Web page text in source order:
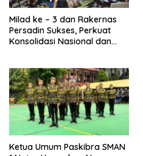
Milad ke – 3 dan Rakernas
Persadin Sukses, Perkuat
Konsolidasi Nasional dan
Ketua Umum Paskibra SMAN